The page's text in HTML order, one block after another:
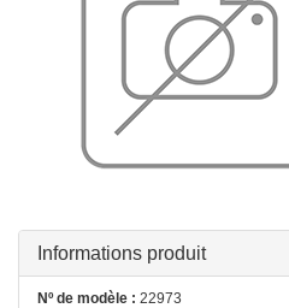
Informations produit
Nº de modèle : 22973